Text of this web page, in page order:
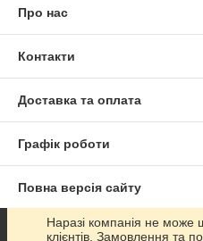
Про нас
Контакти
Доставка та оплата
Графік роботи
Повна версія сайту
Сайт створено на
Наразі компанія не може
клієнтів. Замовлення та